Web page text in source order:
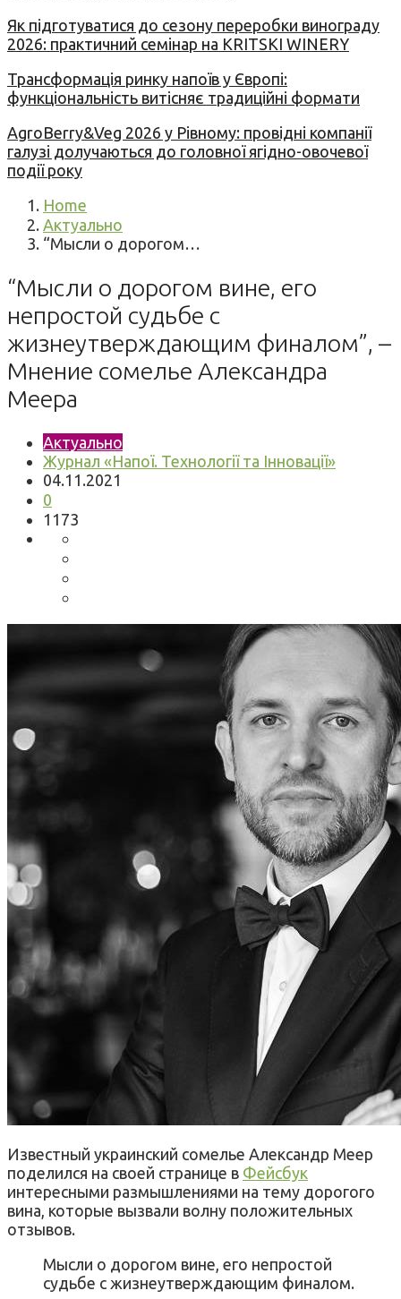
Як підготуватися до сезону переробки винограду
2026: практичний семінар на KRITSKI WINERY
Трансформація ринку напоїв у Європі:
функціональність витісняє традиційні формати
AgroBerry&Veg 2026 у Рівному: провідні компанії
галузі долучаються до головної ягідно-овочевої
події року
Home
Актуально
“Мысли о дорогом…
“Мысли о дорогом вине, его
непростой судьбе с
жизнеутверждающим финалом”, –
Мнение сомелье Александра
Меера
Актуально
Журнал «Напої. Технології та Інновації»
04.11.2021
0
1173
Известный украинский сомелье Александр Меер
поделился на своей странице в Фейсбук
интересными размышлениями на тему дорогого
вина, которые вызвали волну положительных
отзывов.
Мысли о дорогом вине, его непростой
судьбе с жизнеутверждающим финалом.